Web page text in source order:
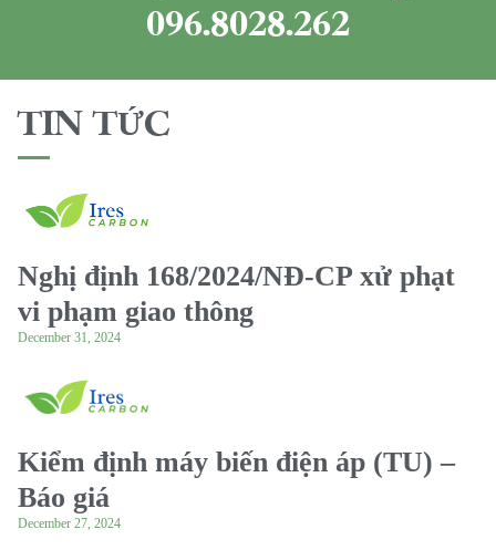
096.8028.262
TIN TỨC
Nghị định 168/2024/NĐ-CP xử phạt
vi phạm giao thông
December 31, 2024
Kiểm định máy biến điện áp (TU) –
Báo giá
December 27, 2024